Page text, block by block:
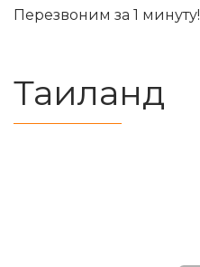
Перезвоним за 1 минуту!
Таиланд